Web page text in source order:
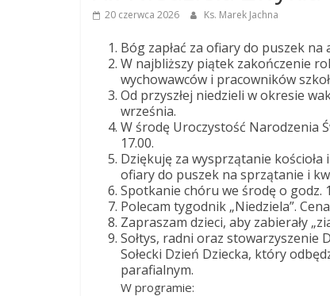
Pasterza
Parafia
Jezusa
Chrystusa
Dobrego
Pasterza
20 czerwca 2026 Ks. Marek Jachna
Bóg zapłać za ofiary do puszek
W najbliższy piątek zakończenie
wychowawców i pracowników
Od przyszłej niedzieli w okresie
września.
W środę Uroczystość Narodzenia
17.00.
Dziękuję za wysprzątanie
ofiary do puszek na sprzątanie i
Spotkanie chóru we środę o godz.
Polecam tygodnik „Niedziela”. Cena
Zapraszam dzieci, aby zabierały
Sołtys, radni oraz stowarzyszenie
Sołecki Dzień Dziecka, który
parafialnym.
​W programie: